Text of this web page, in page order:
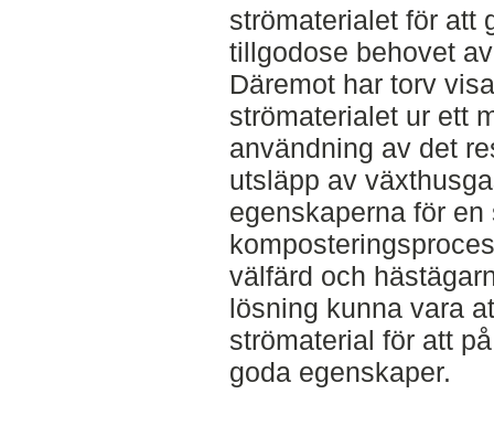
strömaterialet för att
tillgodose behovet
Däremot har torv
strömaterialet ur ett
användning av det
utsläpp av
egenskaperna för
välfärd och
lösning kunna vara
strömaterial för att
goda egenskaper.